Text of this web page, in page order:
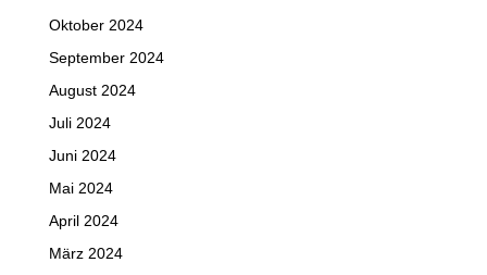
Oktober 2024
September 2024
August 2024
Juli 2024
Juni 2024
Mai 2024
April 2024
März 2024